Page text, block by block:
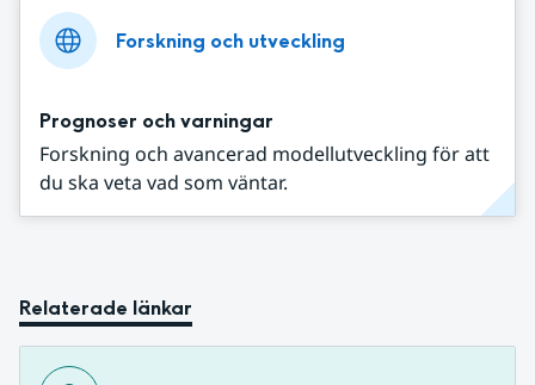
Forskning och utveckling
Prognoser och varningar
Forskning och avancerad modellutveckling för att
du ska veta vad som väntar.
Relaterade länkar